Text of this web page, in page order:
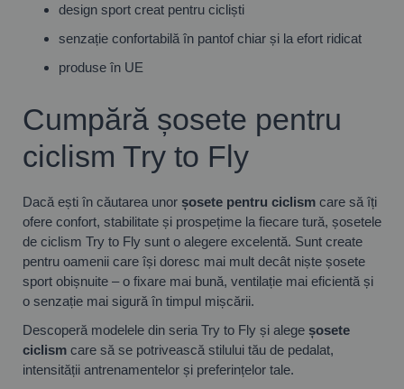
design sport creat pentru cicliști
senzație confortabilă în pantof chiar și la efort ridicat
produse în UE
Cumpără șosete pentru
ciclism Try to Fly
Dacă ești în căutarea unor șosete pentru ciclism care să îți
ofere confort, stabilitate și prospețime la fiecare tură, șosetele
de ciclism Try to Fly sunt o alegere excelentă. Sunt create
pentru oamenii care își doresc mai mult decât niște șosete
sport obișnuite – o fixare mai bună, ventilație mai eficientă și
o senzație mai sigură în timpul mișcării.
Descoperă modelele din seria Try to Fly și alege șosete
ciclism care să se potrivească stilului tău de pedalat,
intensității antrenamentelor și preferințelor tale.